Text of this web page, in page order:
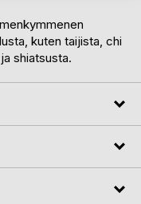
kuten taijista, chi
shiatsusta.